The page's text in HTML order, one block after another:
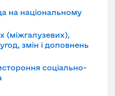
на національному
(міжгалузевих),
змін і доповнень
соціально-